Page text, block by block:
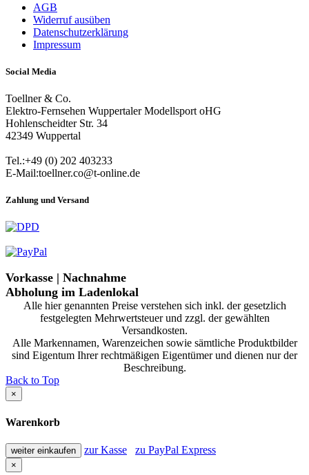
AGB
Widerruf ausüben
Datenschutzerklärung
Impressum
Social Media
Toellner & Co.
Elektro-Fernsehen Wuppertaler Modellsport oHG
Hohlenscheidter Str. 34
42349 Wuppertal
Tel.:+49 (0) 202 403233
E-Mail:toellner.co@t-online.de
Zahlung und Versand
Vorkasse | Nachnahme
Abholung im Ladenlokal
Alle hier genannten Preise verstehen sich inkl. der gesetzlich
festgelegten Mehrwertsteuer und zzgl. der gewählten
Versandkosten.
Alle Markennamen, Warenzeichen sowie sämtliche Produktbilder
sind Eigentum Ihrer rechtmäßigen Eigentümer und dienen nur der
Beschreibung.
Back to Top
×
Warenkorb
weiter einkaufen zur Kasse zu PayPal Express
×